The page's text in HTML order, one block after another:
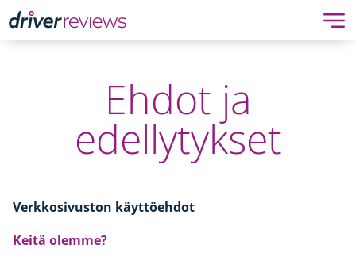
Ehdot ja
edellytykset
Verkkosivuston käyttöehdot
Keitä olemme?